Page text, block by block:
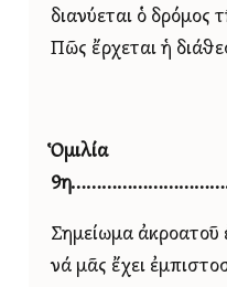
διανύεται ὁ δρόμος
Πῶς ἔρχεται ἡ
Ὁμιλία
Σημείωμα ἀκροατοῦ
νά μᾶς ἔχει